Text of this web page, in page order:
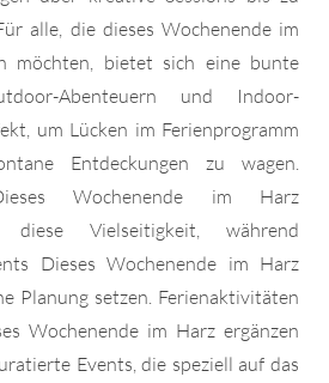
alle, die dieses Wochenende im
möchten, bietet sich eine bunte
Abenteuern und Indoor-
um Lücken im Ferienprogramm
Entdeckungen zu wagen.
Wochenende im Harz
diese Vielseitigkeit, während
Dieses Wochenende im Harz
Planung setzen. Ferienaktivitäten
Wochenende im Harz ergänzen
Events, die speziell auf das